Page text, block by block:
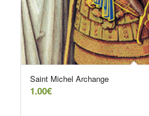
Saint Michel Archange
1.00€